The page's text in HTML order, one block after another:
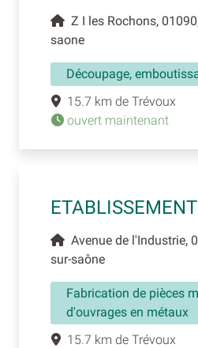
Z I les Rochons,
saone
Découpage,
15.7 km de Trévoux
ouvert maintenant
Avenue de l'Industrie,
sur-saône
Fabrication de pièces
d'ouvrages en métaux
15.7 km de Trévoux